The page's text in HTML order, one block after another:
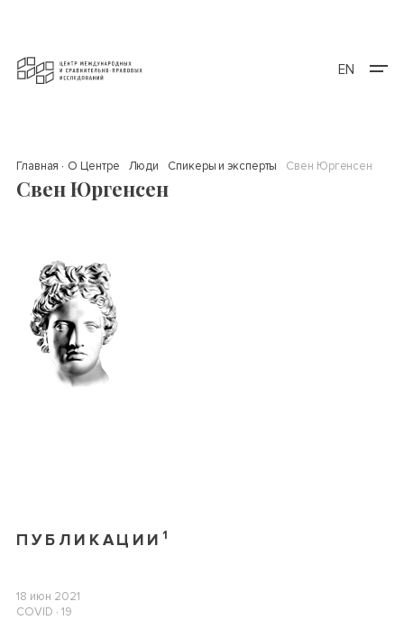
EN
Главная О Центре Люди Спикеры и эксперты Свен Юргенсен
Свен Юргенсен
ПУБЛИКАЦИИ 1
18 июн 2021
COVID ∙ 19